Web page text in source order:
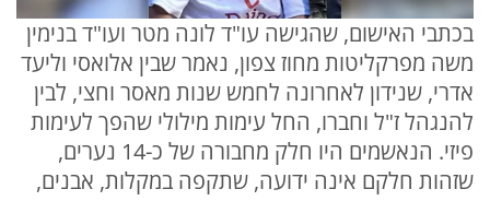
בכתבי האישום, שהגישה עו"ד לונה מטר ועו"ד בנימין
משה מפרקליטות מחוז צפון, נאמר שבין אלואסי וליעד
אדרי, שנידון לאחרונה לחמש שנות מאסר וחצי, לבין
להנגהל ז"ל וחברו, החל עימות מילולי שהפך לעימות
פיזי. הנאשמים היו חלק מחבורה של כ-14 נערים,
שזהות חלקם אינה ידועה, שתקפה במקלות, אבנים,